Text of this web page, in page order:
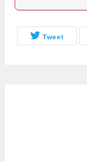
Tweet